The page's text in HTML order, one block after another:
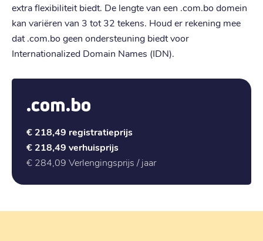
extra flexibiliteit biedt. De lengte van een .com.bo domein
kan variëren van 3 tot 32 tekens. Houd er rekening mee
dat .com.bo geen ondersteuning biedt voor
Internationalized Domain Names (IDN).
.com.bo
€ 218,49 registratieprijs
€ 218,49 verhuisprijs
€ 284,09 Verlengingsprijs / jaar